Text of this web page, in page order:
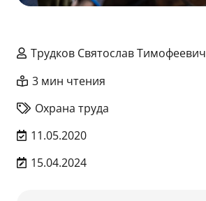
Трудков Святослав Тимофеевич
3 мин чтения
Охрана труда
11.05.2020
15.04.2024